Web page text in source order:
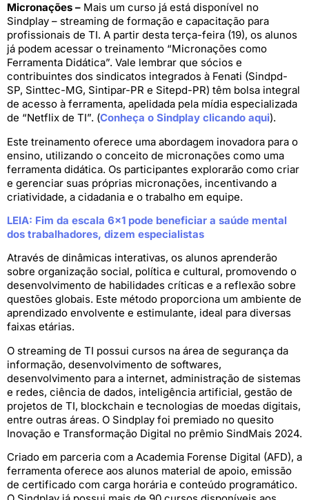
Micronações – Mais um curso já está disponível no
Sindplay – streaming de formação e capacitação para
profissionais de TI. A partir desta terça-feira (19), os alunos
já podem acessar o treinamento “Micronações como
Ferramenta Didática”. Vale lembrar que sócios e
contribuintes dos sindicatos integrados à Fenati (Sindpd-
SP, Sinttec-MG, Sintipar-PR e Sitepd-PR) têm bolsa integral
de acesso à ferramenta, apelidada pela mídia especializada
de “Netflix de TI”. (Conheça o Sindplay clicando aqui).
Este treinamento oferece uma abordagem inovadora para o
ensino, utilizando o conceito de micronações como uma
ferramenta didática. Os participantes explorarão como criar
e gerenciar suas próprias micronações, incentivando a
criatividade, a cidadania e o trabalho em equipe.
LEIA: Fim da escala 6×1 pode beneficiar a saúde mental
dos trabalhadores, dizem especialistas
Através de dinâmicas interativas, os alunos aprenderão
sobre organização social, política e cultural, promovendo o
desenvolvimento de habilidades críticas e a reflexão sobre
questões globais. Este método proporciona um ambiente de
aprendizado envolvente e estimulante, ideal para diversas
faixas etárias.
O streaming de TI possui cursos na área de segurança da
informação, desenvolvimento de softwares,
desenvolvimento para a internet, administração de sistemas
e redes, ciência de dados, inteligência artificial, gestão de
projetos de TI, blockchain e tecnologias de moedas digitais,
entre outras áreas. O Sindplay foi premiado no quesito
Inovação e Transformação Digital no prêmio SindMais 2024.
Criado em parceria com a Academia Forense Digital (AFD), a
ferramenta oferece aos alunos material de apoio, emissão
de certificado com carga horária e conteúdo programático.